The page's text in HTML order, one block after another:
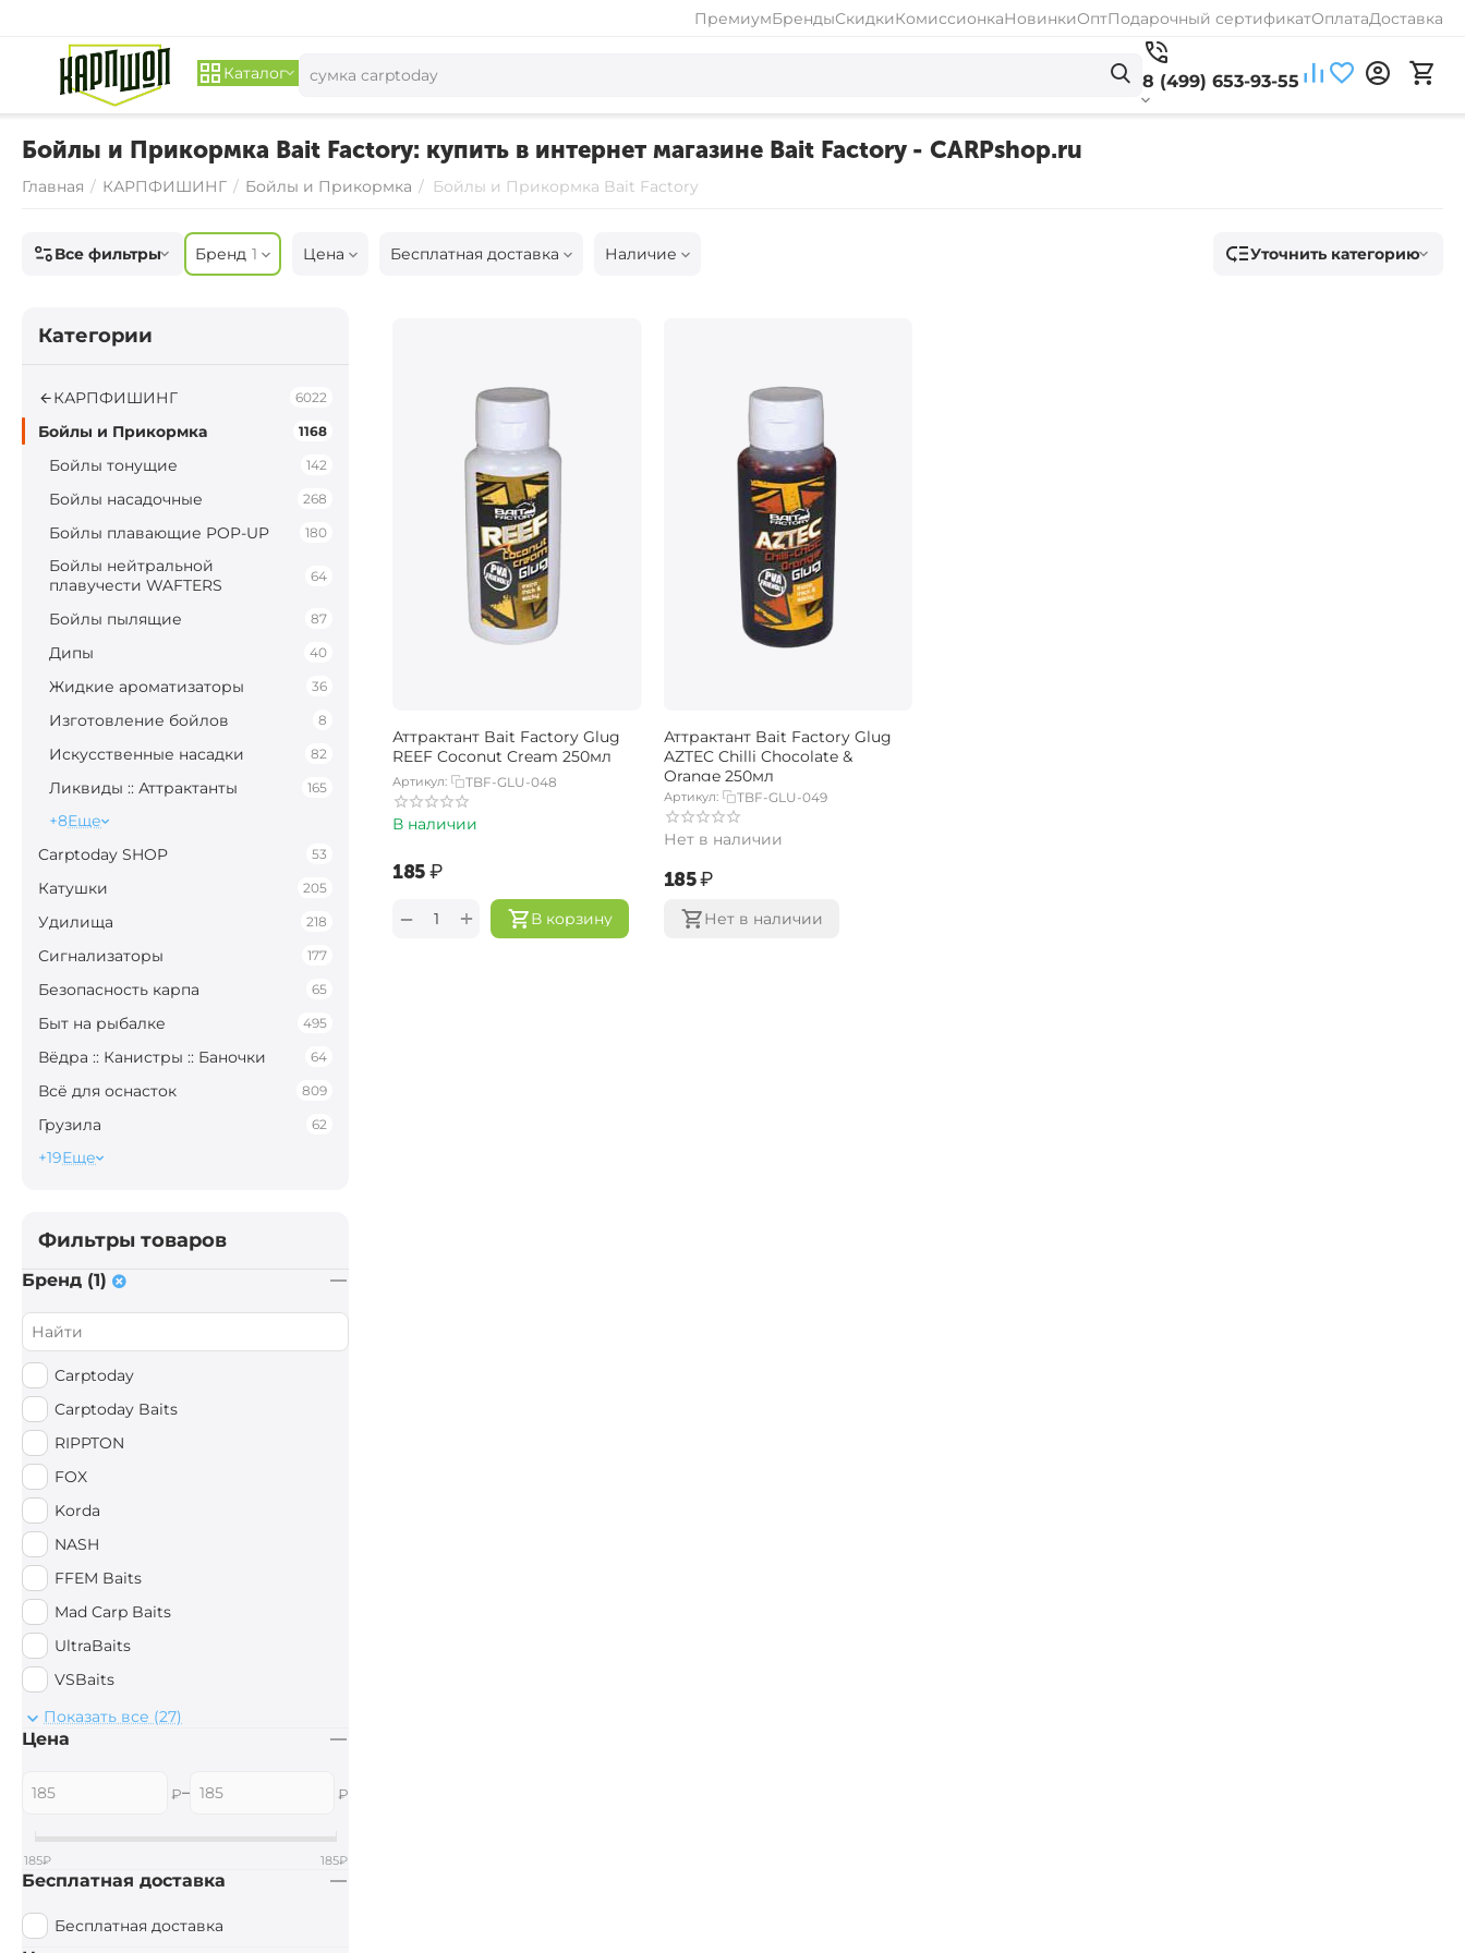
ПремиумБрендыСкидкиКомиссионкаНовинкиОптПодарочный сертификатОплатаДоставка
Каталог 8 (499) 653-93-55
Бойлы и Прикормка Bait Factory: купить в интернет магазине Bait Factory - CARPshop.ru
Главная / КАРПФИШИНГ / Бойлы и Прикормка / Бойлы и Прикормка Bait Factory
Все фильтры Бренд 1 Цена Бесплатная доставка Наличие Уточнить категорию
Аттрактант Bait Factory Glug
REEF Coconut Cream 250мл
Артикул: TBF-GLU-048
В наличии
‍185‍₽
В корзину
+
−
Аттрактант Bait Factory Glug
AZTEC Chilli Chocolate &
Orange 250мл
Артикул: TBF-GLU-049
Нет в наличии
‍185‍₽
Нет в наличии
Категории
КАРПФИШИНГ 6022
Бойлы и Прикормка 1168
Бойлы тонущие 142
Бойлы насадочные 268
Бойлы плавающие POP-UP 180
Бойлы нейтральной
плавучести WAFTERS
64
Бойлы пылящие 87
Дипы 40
Жидкие ароматизаторы 36
Изготовление бойлов 8
Искусственные насадки 82
Ликвиды :: Аттрактанты 165
+8Еще
Carptoday SHOP
53
Катушки 205
Удилища 218
Сигнализаторы 177
Безопасность карпа 65
Быт на рыбалке 495
Вёдра :: Канистры :: Баночки 64
Всё для оснасток 809
Грузила 62
+19Еще
Фильтры товаров
Бренд (1)
Carptoday
Carptoday Baits
RIPPTON
FOX
Korda
NASH
FFEM Baits
Mad Carp Baits
UltraBaits
VSBaits
StarBaits
Поймал - Отпусти
ASV-CODE
ESP
Показать все (27)
Цена
₽– ₽
185₽ 185₽
Бесплатная доставка
Бесплатная доставка